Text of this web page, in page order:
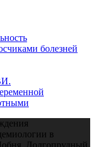
болезней
в
Долгопрудный,